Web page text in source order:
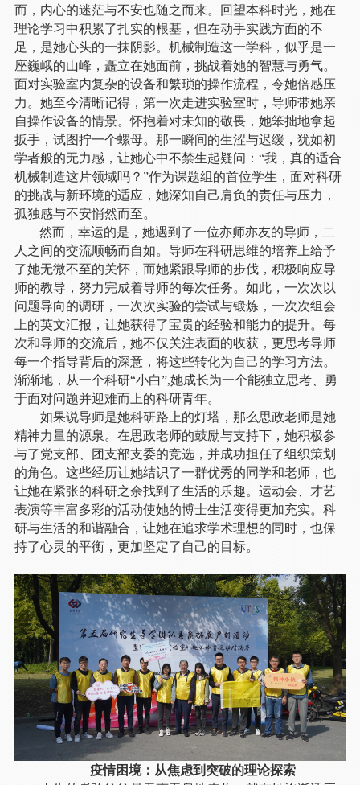
而，内心的迷茫与不安也随之而来。回望本科时光，她在
理论学习中积累了扎实的根基，但在动手实践方面的不
足，是她心头的一抹阴影。机械制造这一学科，似乎是一
座巍峨的山峰，矗立在她面前，挑战着她的智慧与勇气。
面对实验室内复杂的设备和繁琐的操作流程，令她倍感压
力。她至今清晰记得，第一次走进实验室时，导师带她亲
自操作设备的情景。怀抱着对未知的敬畏，她笨拙地拿起
扳手，试图拧一个螺母。那一瞬间的生涩与迟缓，犹如初
学者般的无力感，让她心中不禁生起疑问： “我，真的适合
机械制造这片领域吗？”作为课题组的首位学生，面对科研
的挑战与新环境的适应，她深知自己肩负的责任与压力，
孤独感与不安悄然而至。
然而，幸运的是，她遇到了一位亦师亦友的导师，二
人之间的交流顺畅而自如。导师在科研思维的培养上给予
了她无微不至的关怀，而她紧跟导师的步伐，积极响应导
师的教导，努力完成着导师的每次任务。如此，一次次以
问题导向的调研，一次次实验的尝试与锻炼，一次次组会
上的英文汇报，让她获得了宝贵的经验和能力的提升。每
次和导师的交流后，她不仅关注表面的收获，更思考导师
每一个指导背后的深意，将这些转化为自己的学习方法。
渐渐地，从一个科研“小白”,她成长为一个能独立思考、勇
于面对问题并迎难而上的科研青年。
如果说导师是她科研路上的灯塔，那么思政老师是她
精神力量的源泉。在思政老师的鼓励与支持下，她积极参
与了党支部、团支部支委的竞选，并成功担任了组织策划
的角色。这些经历让她结识了一群优秀的同学和老师，也
让她在紧张的科研之余找到了生活的乐趣。运动会、才艺
表演等丰富多彩的活动使她的博士生活变得更加充实。科
研与生活的和谐融合，让她在追求学术理想的同时，也保
持了心灵的平衡，更加坚定了自己的目标。
疫情困境：从焦虑到突破的理论探索